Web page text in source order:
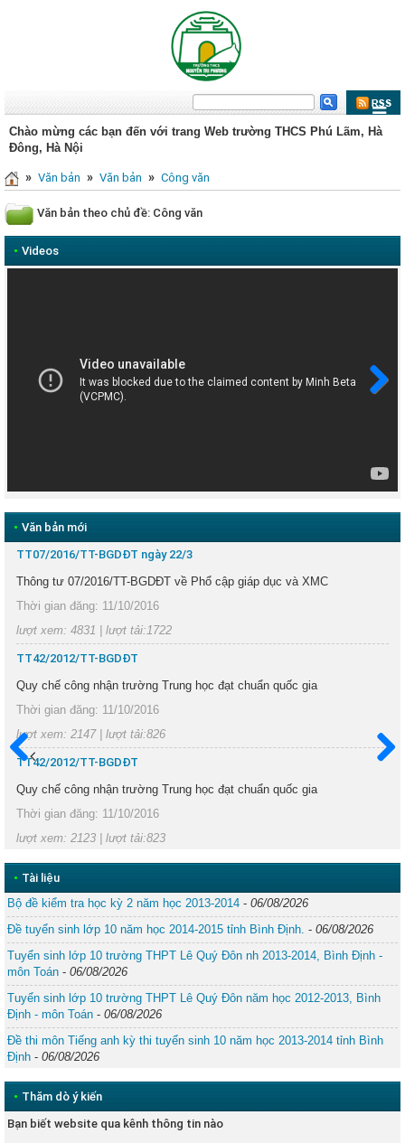
Chào mừng các bạn đến với trang Web trường THCS Phú Lãm, Hà
Đông, Hà Nội
» Văn bản » Văn bản » Công văn
Văn bản theo chủ đề: Công văn
• Videos
• Văn bản mới
TT07/2016/TT-BGDĐT ngày 22/3
Thông tư 07/2016/TT-BGDĐT về Phổ cập giáp dục và XMC
Thời gian đăng: 11/10/2016
lượt xem: 4831 | lượt tải:1722
TT42/2012/TT-BGDĐT
Quy chế công nhận trường Trung học đạt chuẩn quốc gia
Thời gian đăng: 11/10/2016
lượt xem: 2147 | lượt tải:826
TT42/2012/TT-BGDĐT
Quy chế công nhận trường Trung học đạt chuẩn quốc gia
Thời gian đăng: 11/10/2016
lượt xem: 2123 | lượt tải:823
• Tài liệu
Bộ đề kiểm tra học kỳ 2 năm học 2013-2014 - 06/08/2026
Đề tuyển sinh lớp 10 năm học 2014-2015 tỉnh Bình Định. - 06/08/2026
Tuyển sinh lớp 10 trường THPT Lê Quý Đôn nh 2013-2014, Bình Định -
môn Toán - 06/08/2026
Tuyển sinh lớp 10 trường THPT Lê Quý Đôn năm học 2012-2013, Bình
Định - môn Toán - 06/08/2026
Đề thi môn Tiếng anh kỳ thi tuyển sinh 10 năm học 2013-2014 tỉnh Bình
Định - 06/08/2026
• Thăm dò ý kiến
Bạn biết website qua kênh thông tin nào